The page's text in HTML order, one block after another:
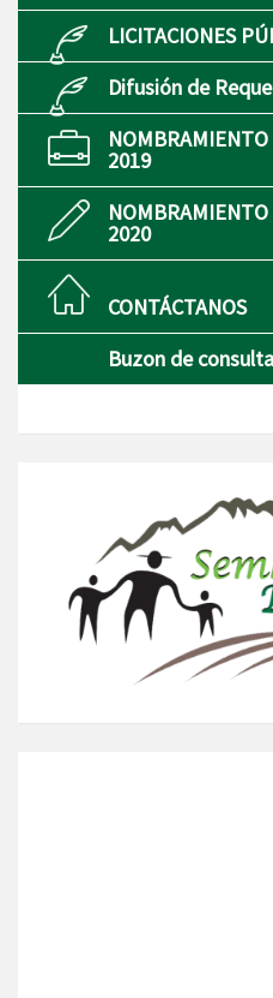
LICITACIONES
Difusión de
NOMBRAMIENTO
2019
NOMBRAMIENTO
2020
CONTÁCTANOS
Buzon de